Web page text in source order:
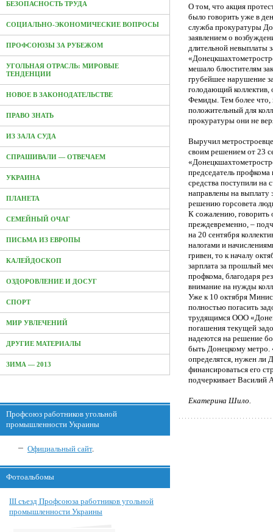
БЕЗОПАСНОСТЬ ТРУДА
СОЦИАЛЬНО-ЭКОНОМИЧЕСКИЕ ВОПРОСЫ
ПРОФСОЮЗЫ ЗА РУБЕЖОМ
УГОЛЬНАЯ ОТРАСЛЬ: МИРОВЫЕ
ТЕНДЕНЦИИ
НОВОЕ В ЗАКОНОДАТЕЛЬСТВЕ
ПРАВО ЗНАТЬ
ИЗ ЗАЛА СУДА
СПРАШИВАЛИ — ОТВЕЧАЕМ
УКРАИНА
ПЛАНЕТА
СЕМЕЙНЫЙ ОЧАГ
ПИСЬМА ИЗ ЕВРОПЫ
КАЛЕЙДОСКОП
ОЗДОРОВЛЕНИЕ И ДОСУГ
СПОРТ
МИР УВЛЕЧЕНИЙ
ДРУГИЕ МАТЕРИАЛЫ
ЗИМА — 2013
Профсоюз работников угольной
промышленности Украины
Официальный сайт.
Фотоальбомы
III съезд Профсоюза работников угольной
промышленности Украины
О том, что акция
было говорить уже в
служба прокуратуры
заявлением о
длительной невыплаты
мешало блюстителям
грубейшее нарушение
голодающий коллектив,
Фемиды. Тем более что,
положительный для
прокуратуры они не
Выручил
своим решением от 23
председатель
средства поступили на
направлены на выплату
решению горсовета
К сожалению, говорить
преждевременно, –
на 20 сентября
налогами и
гривен, то к началу
зарплата за прошлый
профкома, благодаря
внимание на нужды
Уже к 10 октября
полностью погасить
трудящимся ООО
погашения текущей
надеются на решение
быть Донецкому метро.
определятся, нужен ли
финансироваться его
подчеркивает Василий
Екатерина Шило.